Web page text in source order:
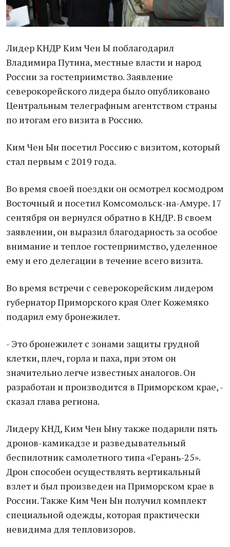
Лидер КНДР Ким Чен Ы поблагодарил
Владимира Путина, местные власти и народ
России за гостеприимство. Заявление
северокорейского лидера было опубликовано
Центральным телеграфным агентством страны
по итогам его визита в Россию.
Ким Чен Ын посетил Россию с визитом, который
стал первым с 2019 года.
Во время своей поездки он осмотрел космодром
Восточный и посетил Комсомольск-на-Амуре. 17
сентября он вернулся обратно в КНДР. В своем
заявлении, он выразил благодарность за особое
внимание и теплое гостеприимство, уделенное
ему и его делегации в течение всего визита.
Во время встречи с северокорейским лидером
губернатор Приморского края Олег Кожемяко
подарил ему бронежилет.
- Это бронежилет с зонами защиты грудной
клетки, плеч, горла и паха, при этом он
значительно легче известных аналогов. Он
разработан и производится в Приморском крае, -
сказал глава региона.
Лидеру КНД, Ким Чен Ыну также подарили пять
дронов-камикадзе и разведывательный
беспилотник самолетного типа «Герань-25».
Дрон способен осуществлять вертикальный
взлет и был произведен на Приморском крае в
России. Также Ким Чен Ын получил комплект
специальной одежды, которая практически
невидима для тепловизоров.